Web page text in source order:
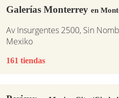
Galerías Monterrey en
Av Insurgentes 2500, Sin
Mexiko
161 tiendas